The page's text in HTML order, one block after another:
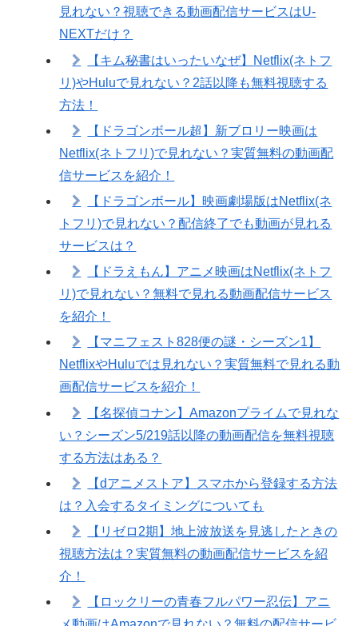
見れない？視聴できる動画配信サービスはU-
NEXTだけ？
【キム秘書はいったいなぜ】Netflix(ネトフ
リ)やHuluで見れない？2話以降も無料視聴する
方法！
【ドラゴンボール超】新ブロリー映画は
Netflix(ネトフリ)で見れない？実質無料の動画配
信サービスを紹介！
【ドラゴンボール】映画劇場版はNetflix(ネ
トフリ)で見れない？配信終了でも動画が見れる
サービスは？
【ドラえもん】アニメ映画はNetflix(ネトフ
リ)で見れない？無料で見れる動画配信サービス
を紹介！
【マニフェスト828便の謎・シーズン1】
NetflixやHuluでは見れない？実質無料で見れる動
画配信サービスを紹介！
【名探偵コナン】Amazonプライムで見れな
い？シーズン5/219話以降の動画配信を無料視聴
する方法はある？
【dアニメストア】スマホから登録する方法
は？入会するタイミングについても
【リゼロ2期】地上波放送を見逃したときの
視聴方法は？実質無料の動画配信サービスを紹
介！
【ロックリーの青春フルパワー忍伝】アニ